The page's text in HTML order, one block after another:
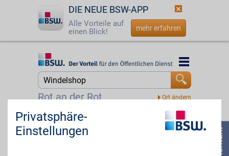
DIE NEUE BSW-APP
Alle Vorteile auf
einen Blick!
mehr erfahren
Startseite
Jetzt BSW-Mitglied werden
☎ 0800 - 279 25 82
Rot an der Rot
Startseite
babymarkt.de
"Klick. Klick. Glück" -
Privatsphäre-
Einstellungen